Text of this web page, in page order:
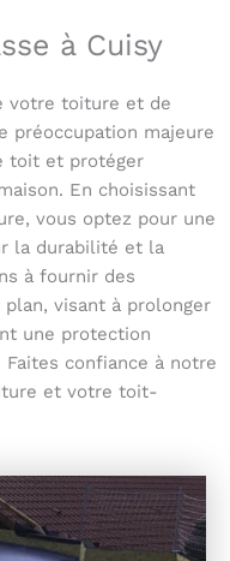
à Cuisy
votre toiture et de
préoccupation majeure
toit et protéger
En choisissant
vous optez pour une
la durabilité et la
à fournir des
visant à prolonger
une protection
confiance à notre
et votre toit-